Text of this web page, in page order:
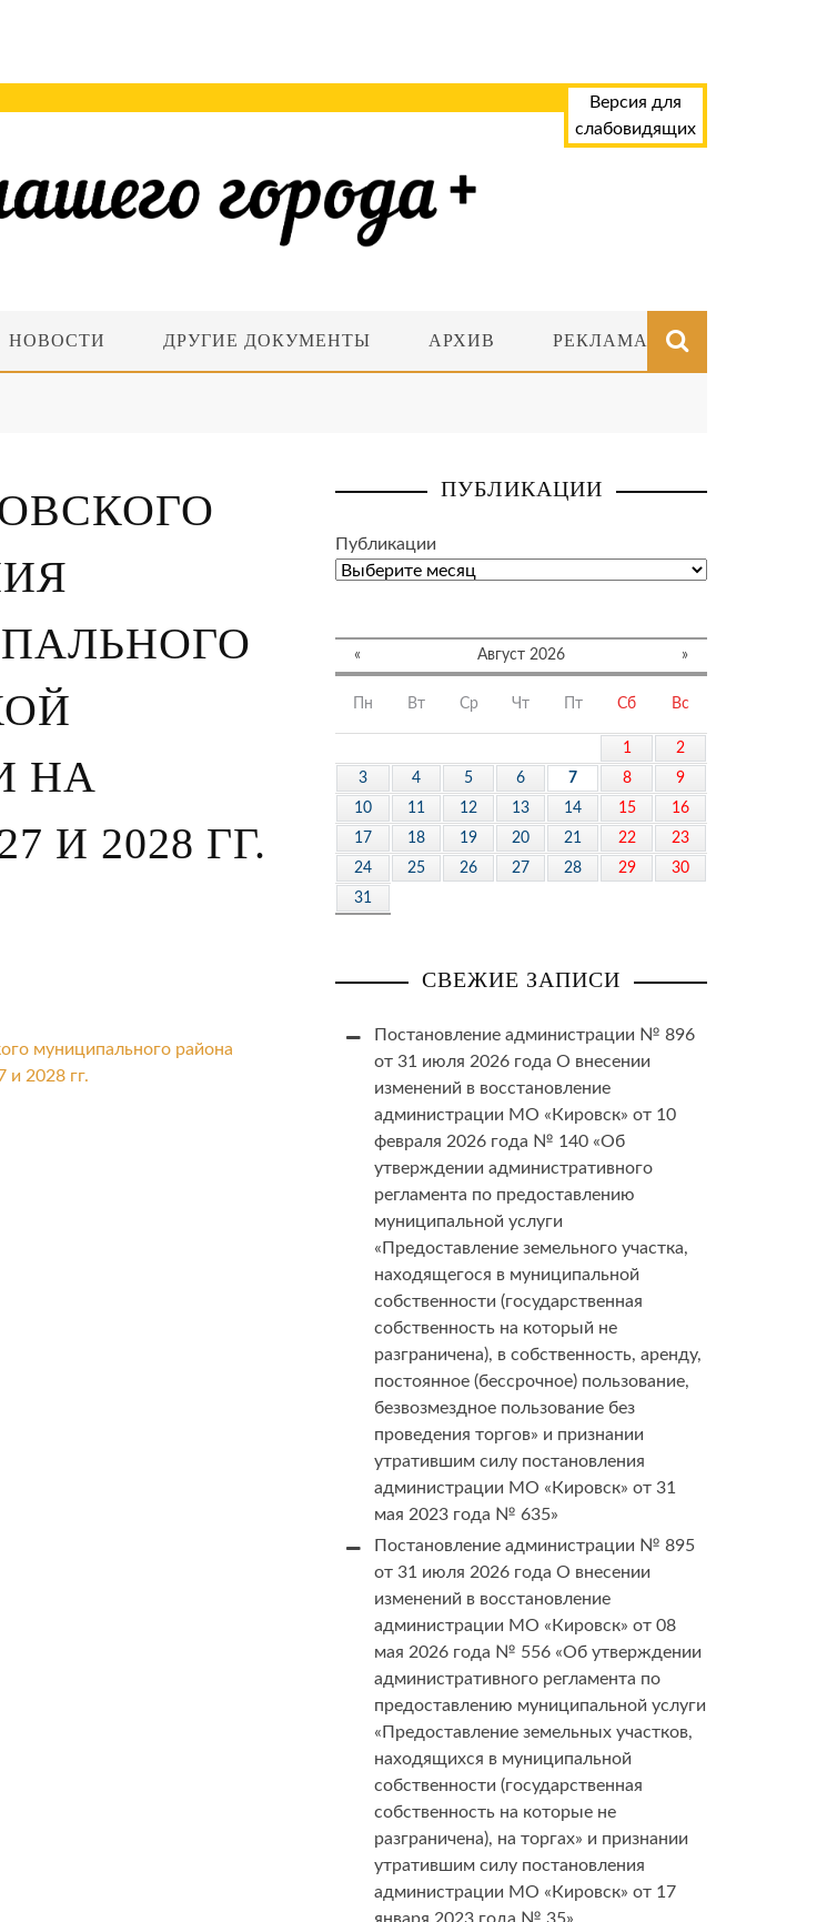
Версия для
слабовидящих
НОВОСТИ ДРУГИЕ ДОКУМЕНТЫ АРХИВ РЕКЛАМА
НА
И 2028 ГГ.
муниципального района
и 2028 гг.
ПУБЛИКАЦИИ
Публикации
« Август 2026 »
Пн Вт Ср Чт Пт Сб Вс
1
2
3
4 5 6 7 8
9
10
11 12 13 14 15
16
17
18 19 20 21 22
23
24
25 26 27 28 29
30
31
СВЕЖИЕ ЗАПИСИ
Постановление администрации № 896
от 31 июля 2026 года О внесении
изменений в восстановление
администрации МО «Кировск» от 10
февраля 2026 года № 140 «Об
утверждении административного
регламента по предоставлению
муниципальной услуги
«Предоставление земельного участка,
находящегося в муниципальной
собственности (государственная
собственность на который не
разграничена), в собственность, аренду,
постоянное (бессрочное) пользование,
безвозмездное пользование без
проведения торгов» и признании
утратившим силу постановления
администрации МО «Кировск» от 31
мая 2023 года № 635»
Постановление администрации № 895
от 31 июля 2026 года О внесении
изменений в восстановление
администрации МО «Кировск» от 08
мая 2026 года № 556 «Об утверждении
административного регламента по
предоставлению муниципальной услуги
«Предоставление земельных участков,
находящихся в муниципальной
собственности (государственная
собственность на которые не
разграничена), на торгах» и признании
утратившим силу постановления
администрации МО «Кировск» от 17